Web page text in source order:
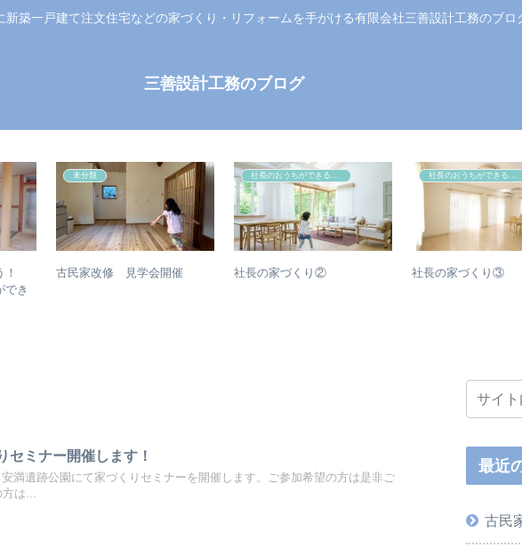
新築一戸建て注文住宅などの家づくり・リフォームを手がける有限会社三善設計工務のブロ
三善設計工務のブログ
き
未分類
古民家改修 見学会開催 社長の家づくり② 社長の家づくり③
セミナー開催します！
満遺跡公園にて家づくりセミナーを開催します。ご参加希望の方は是非ご
は...
最近
古民